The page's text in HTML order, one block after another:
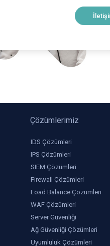
Çözümlerimiz
IDS Çözümleri
IPS Çözümleri
SIEM Çözümleri
Firewall Çözümleri
Load Balance Çözümleri
WAF Çözümleri
Server Güvenliği
Ağ Güvenliği Çözümleri
Uyumluluk Çözümleri